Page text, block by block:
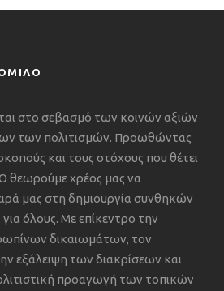
στο σεβασμό των κοινών αξιών
των πολιτισμών. Προωθώντας
και τους στόχους που θέτει
θεωρούμε χρέος μας να
μας στη δημιουργία συνθηκών
όλους. Με επίκεντρο την
δικαιωμάτων, τον
εξάλειψη των διακρίσεων και
προαγωγή των τοπικών